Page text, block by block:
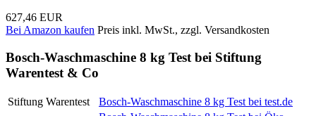
627,46 EUR
Bei Amazon kaufen Preis inkl. MwSt., zzgl. Versandkosten
Bosch-Waschmaschine 8 kg Test bei Stiftung
Warentest & Co
Stiftung Warentest
Bosch-Waschmaschine 8 kg Test bei test.de